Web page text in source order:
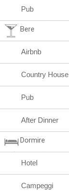
Pub
Bere
Airbnb
Country House
Pub
After Dinner
Dormire
Hotel
Campeggi